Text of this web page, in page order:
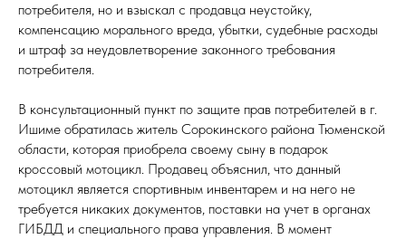
потребителя, но и взыскал с продавца неустойку,
компенсацию морального вреда, убытки, судебные расходы
и штраф за неудовлетворение законного требования
потребителя.
В консультационный пункт по защите прав потребителей в г.
Ишиме обратилась житель Сорокинского района Тюменской
области, которая приобрела своему сыну в подарок
кроссовый мотоцикл. Продавец объяснил, что данный
мотоцикл является спортивным инвентарем и на него не
требуется никаких документов, поставки на учет в органах
ГИБДД и специального права управления. В момент